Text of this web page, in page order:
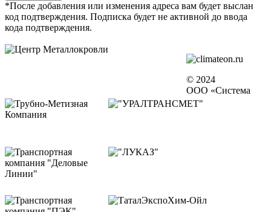
*После добавления или изменения адреса вам будет выслан
код подтверждения. Подписка будет не активной до ввода
кода подтверждения.
© 2024
ООО «Система